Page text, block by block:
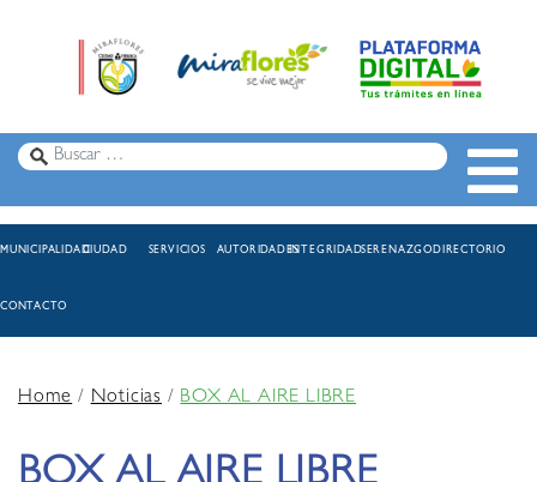
MUNICIPALIDADCIUDAD SERVICIOS AUTORIDADESINTEGRIDADSERENAZGODIRECTORIO
CONTACTO
Home/Noticias /BOX AL AIRE LIBRE